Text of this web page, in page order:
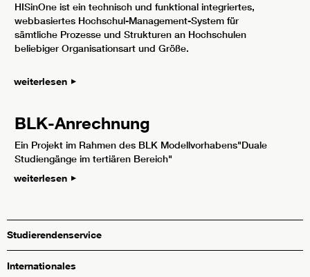
HISinOne ist ein technisch und funktional integriertes,
webbasiertes Hochschul-Management-System für
sämtliche Prozesse und Strukturen an Hochschulen
beliebiger Organisationsart und Größe.
weiterlesen
BLK-Anrechnung
Ein Projekt im Rahmen des BLK Modellvorhabens"Duale
Studiengänge im tertiären Bereich"
weiterlesen
Studierendenservice
Internationales